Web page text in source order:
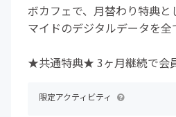
ボカフェで、月替わり特典
マイドのデジタルデータを全
★共通特典★ 3ヶ月継続で会
限定アクティビティ